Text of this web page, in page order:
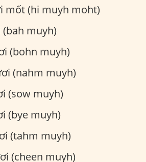
mốt (hi muyh moht)
muyh)
(bohn muyh)
(nahm muyh)
(sow muyh)
(bye muyh)
(tahm muyh)
(cheen muyh)